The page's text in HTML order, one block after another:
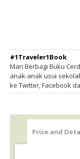
#1Traveler1Book
Mari Berbagi Buku
anak-anak usia
ke Twitter, Facebook
Price and